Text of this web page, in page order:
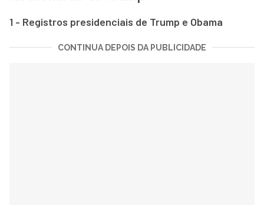
1 - Registros presidenciais de Trump e Obama
CONTINUA DEPOIS DA PUBLICIDADE